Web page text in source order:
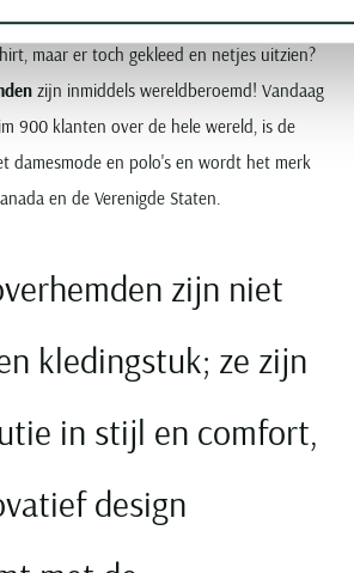
van de unieke jersey flexshirts. Hemden
maar er toch gekleed en netjes uitzien?
zijn inmiddels wereldberoemd! Vandaag
900 klanten over de hele wereld, is de
damesmode en polo's en wordt het merk
en de Verenigde Staten.
zijn niet
kledingstuk; ze zijn
in stijl en comfort,
design